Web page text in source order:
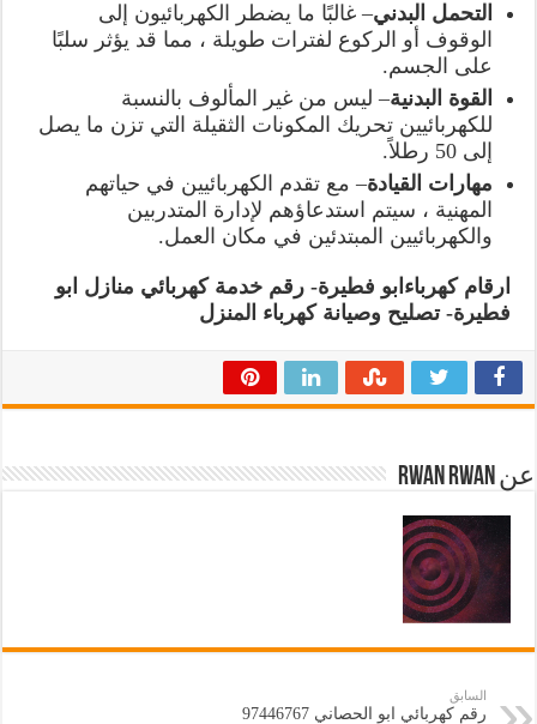
التحمل البدني– غالبًا ما يضطر الكهربائيون إلى
الوقوف أو الركوع لفترات طويلة ، مما قد يؤثر سلبًا
على الجسم.
القوة البدنية– ليس من غير المألوف بالنسبة
للكهربائيين تحريك المكونات الثقيلة التي تزن ما يصل
إلى 50 رطلاً.
مهارات القيادة– مع تقدم الكهربائيين في حياتهم
المهنية ، سيتم استدعاؤهم لإدارة المتدربين
والكهربائيين المبتدئين في مكان العمل.
ارقام كهرباءابو فطيرة- رقم خدمة كهربائي منازل ابو
فطيرة- تصليح وصيانة كهرباء المنزل
عن Rwan Rwan
السابق